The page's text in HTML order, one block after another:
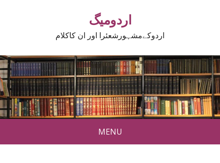
اردومیگ
اردوکےمشہورشعئرا اور ان کاکلام
MENU